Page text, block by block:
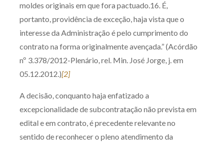
moldes originais em que fora pactuado.16. É,
portanto, providência de exceção, haja vista que o
interesse da Administração é pelo cumprimento do
contrato na forma originalmente avençada.” (Acórdão
nº 3.378/2012-Plenário, rel. Min. José Jorge, j. em
05.12.2012.)[2]
A decisão, conquanto haja enfatizado a
excepcionalidade de subcontratação não prevista em
edital e em contrato, é precedente relevante no
sentido de reconhecer o pleno atendimento da